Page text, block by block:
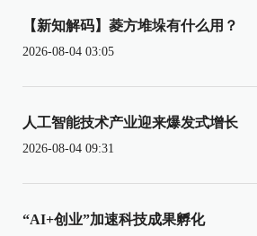
【新知解码】菱方堆垛有什么用？
2026-08-04 03:05
人工智能技术产业迎来爆发式增长
2026-08-04 09:31
“AI+创业”加速科技成果孵化